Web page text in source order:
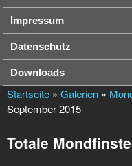
Impressum
Datenschutz
Downloads
Startseite » Galerien »
September 2015
Totale